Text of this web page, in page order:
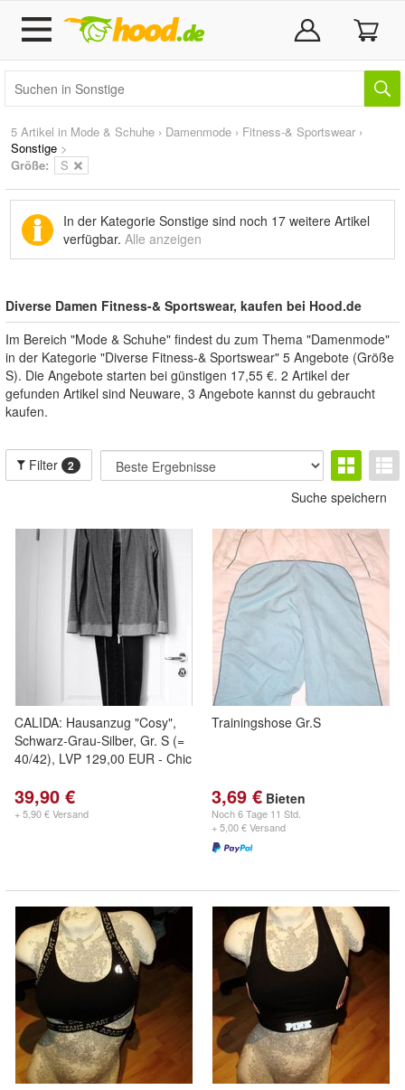
5 Artikel in Mode & Schuhe › Damenmode › Fitness-& Sportswear ›
Sonstige >
Größe:
S
In der Kategorie Sonstige sind noch 17 weitere Artikel
verfügbar. Alle anzeigen
Diverse Damen Fitness-& Sportswear, kaufen bei Hood.de
Im Bereich "Mode & Schuhe" findest du zum Thema "Damenmode"
in der Kategorie "Diverse Fitness-& Sportswear" 5 Angebote (Größe
S). Die Angebote starten bei günstigen 17,55 €. 2 Artikel der
gefunden Artikel sind Neuware, 3 Angebote kannst du gebraucht
kaufen.
Filter 2
Suche speichern
CALIDA: Hausanzug "Cosy",
Schwarz-Grau-Silber, Gr. S (=
40/42), LVP 129,00 EUR - Chic
39,90 €
+ 5,90 € Versand
Trainingshose Gr.S
3,69 € Bieten
Noch6 Tage 11 Std.
+ 5,00 € Versand